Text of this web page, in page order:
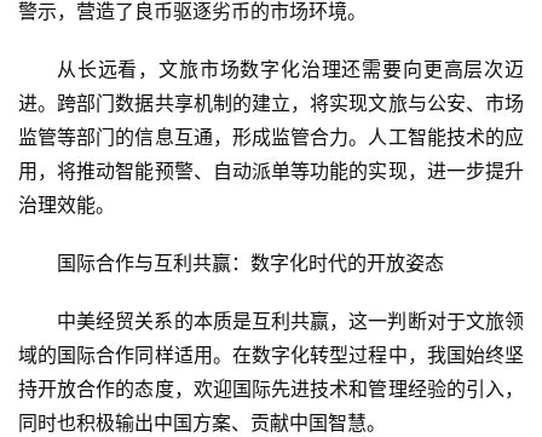
首
页
消
文
警示，营造了良币驱逐劣币的市场环境。
从长远看，文旅市场数字化治理还需要向更高层次迈
进。跨部门数据共享机制的建立，将实现文旅与公安、市场
监管等部门的信息互通，形成监管合力。人工智能技术的应
用，将推动智能预警、自动派单等功能的实现，进一步提升
治理效能。
国际合作与互利共赢：数字化时代的开放姿态
中美经贸关系的本质是互利共赢，这一判断对于文旅领
域的国际合作同样适用。在数字化转型过程中，我国始终坚
持开放合作的态度，欢迎国际先进技术和管理经验的引入，
同时也积极输出中国方案、贡献中国智慧。